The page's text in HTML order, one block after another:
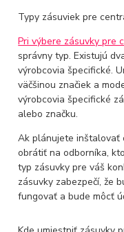
Typy zásuviek pre
Pri výbere zásuvky pre
správny typ. Existujú
výrobcovia špecifické.
väčšinou značiek a
výrobcovia špecifické
alebo značku.
Ak plánujete inštalovať
obrátiť na odborníka,
typ zásuvky pre váš
zásuvky zabezpečí, že
fungovať a bude môcť